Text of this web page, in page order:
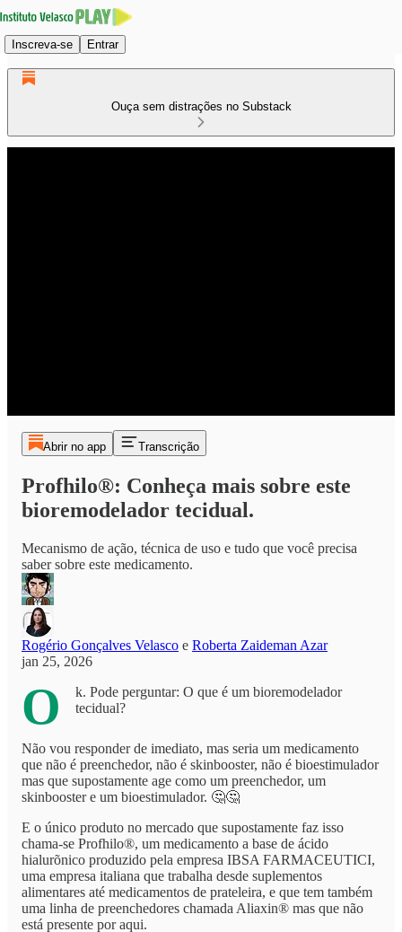
Inscreva-se Entrar
Ouça sem distrações no Substack
Abrir no app Transcrição
Profhilo®: Conheça mais sobre este
bioremodelador tecidual.
Mecanismo de ação, técnica de uso e tudo que você precisa
saber sobre este medicamento.
Rogério Gonçalves Velasco e Roberta Zaideman Azar
jan 25, 2026
O
k. Pode perguntar: O que é um bioremodelador
tecidual?
Não vou responder de imediato, mas seria um medicamento
que não é preenchedor, não é skinbooster, não é bioestimulador
mas que supostamente age como um preenchedor, um
skinbooster e um bioestimulador. 🤔🤔
E o único produto no mercado que supostamente faz isso
chama-se Profhilo®, um medicamento a base de ácido
hialurõnico produzido pela empresa IBSA FARMACEUTICI,
uma empresa italiana que trabalha desde suplementos
alimentares até medicamentos de prateleira, e que tem também
uma linha de preenchedores chamada Aliaxin® mas que não
está presente por aqui.